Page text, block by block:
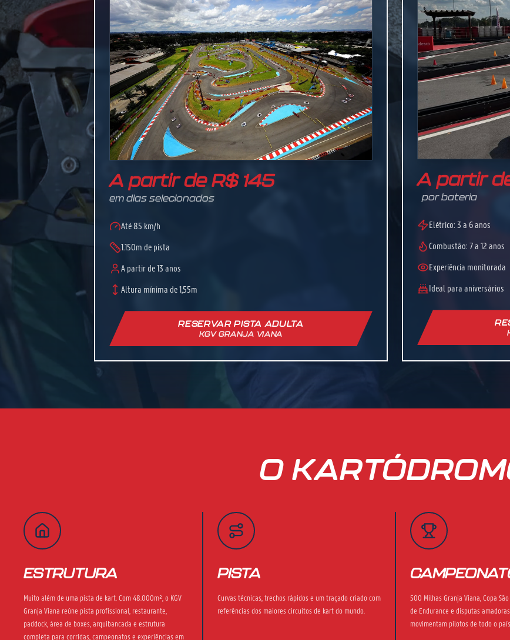
A partir de R$ 145
em dias selecionados
Até 85 km/h
1.150m de pista
A partir de 13 anos
Altura mínima de 1,55m
RESERVAR PISTA ADULTA
KGV GRANJA VIANA
A partir
por bateria
Elétrico: 3 a 6 anos
Combustão: 7 a 12 anos
Experiência monitorada
Ideal para aniversários
O
ESTRUTURA
Muito além de uma pista de kart. Com 48.000m², o KGV
Granja Viana reúne pista profissional, restaurante,
paddock, área de boxes, arquibancada e estrutura
completa para corridas, campeonatos e experiências em
PISTA
Curvas técnicas, trechos rápidos e um traçado criado com
referências dos maiores circuitos de kart do mundo.
500 Milhas Granja Viana, Copa
de Endurance e disputas
movimentam pilotos de todo o